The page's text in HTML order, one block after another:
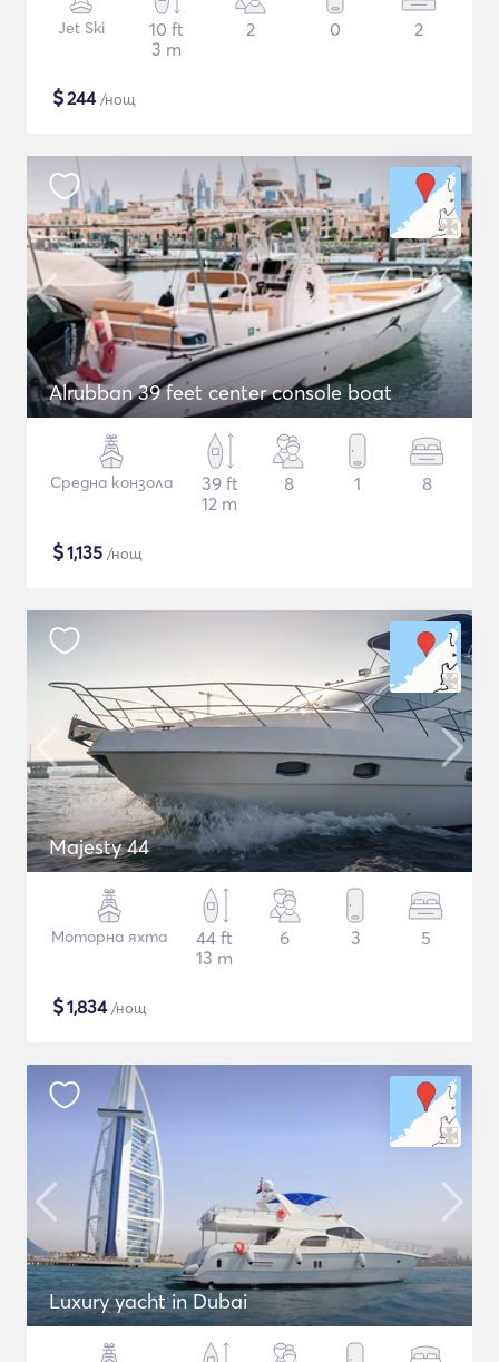
Jet Ski
10 ft
3 m
2 0 2
$244/нощ
Alrubban 39 feet center console boat
Средна конзола
39 ft
12 m
8 1 8
$1,135 /нощ
Majesty 44
Моторна яхта
44 ft
13 m
6 3 5
$1,834/нощ
Luxury yacht in Dubai